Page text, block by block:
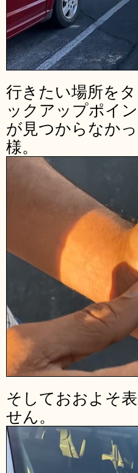
行きたい場所を
ックアップポイ
が見つからなか
様。
そしておおよそ
せん。